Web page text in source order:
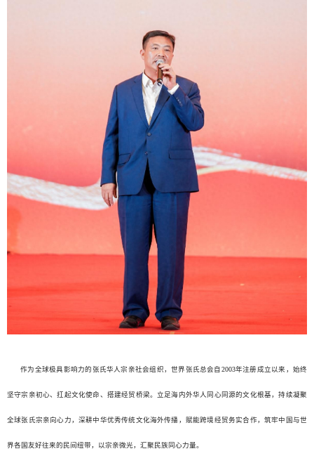
作为全球极具影响力的张氏华人宗亲社会组织，世界张氏总会自2003年注册成立以来，始终
坚守宗亲初心、扛起文化使命、搭建经贸桥梁。立足海内外华人同心同源的文化根基，持续凝聚
全球张氏宗亲向心力，深耕中华优秀传统文化海外传播，赋能跨境经贸务实合作，筑牢中国与世
界各国友好往来的民间纽带，以宗亲微光，汇聚民族同心力量。